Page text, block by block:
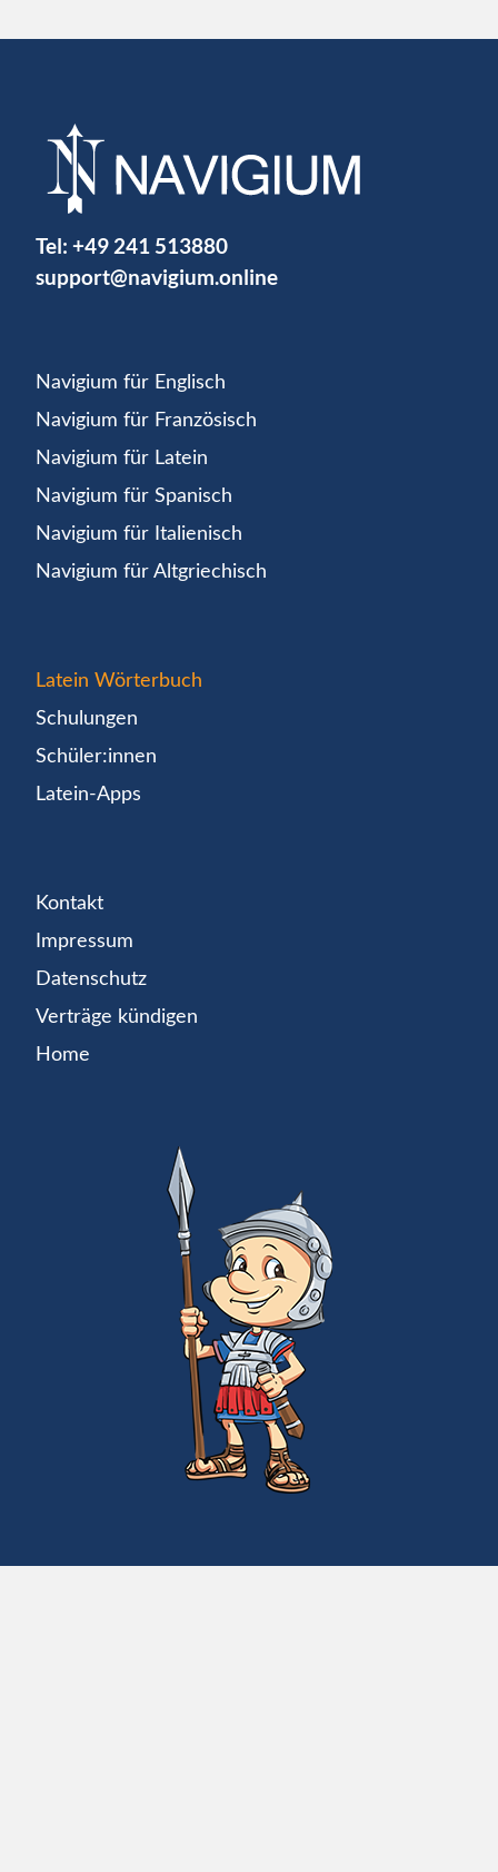
Tel: +49 241 513880
support@navigium.online
Navigium für Englisch
Navigium für Französisch
Navigium für Latein
Navigium für Spanisch
Navigium für Italienisch
Navigium für Altgriechisch
Latein Wörterbuch
Schulungen
Schüler:innen
Latein-Apps
Kontakt
Impressum
Datenschutz
Verträge kündigen
Home